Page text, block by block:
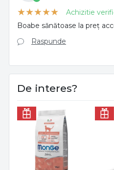
Achizitie
Boabe sănătoase la preț
Raspunde
De interes?